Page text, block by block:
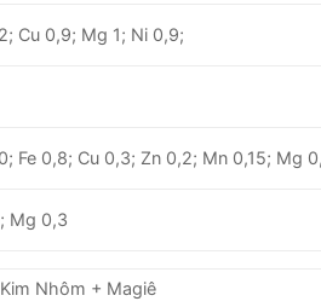
Cu 0,9; Mg 1; Ni 0,9;
Fe 0,8; Cu 0,3; Zn 0,2; Mn 0,15; Mg
Mg 0,3
Nhôm + Magiê